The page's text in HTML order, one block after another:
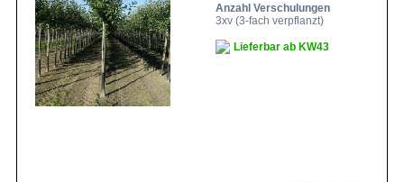
Anzahl Verschulungen
3xv (3-fach verpflanzt)
Lieferbar ab KW43